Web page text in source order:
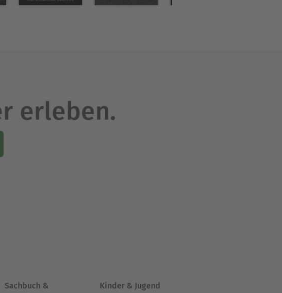
erleben.
Sachbuch &
Kinder & Jugend